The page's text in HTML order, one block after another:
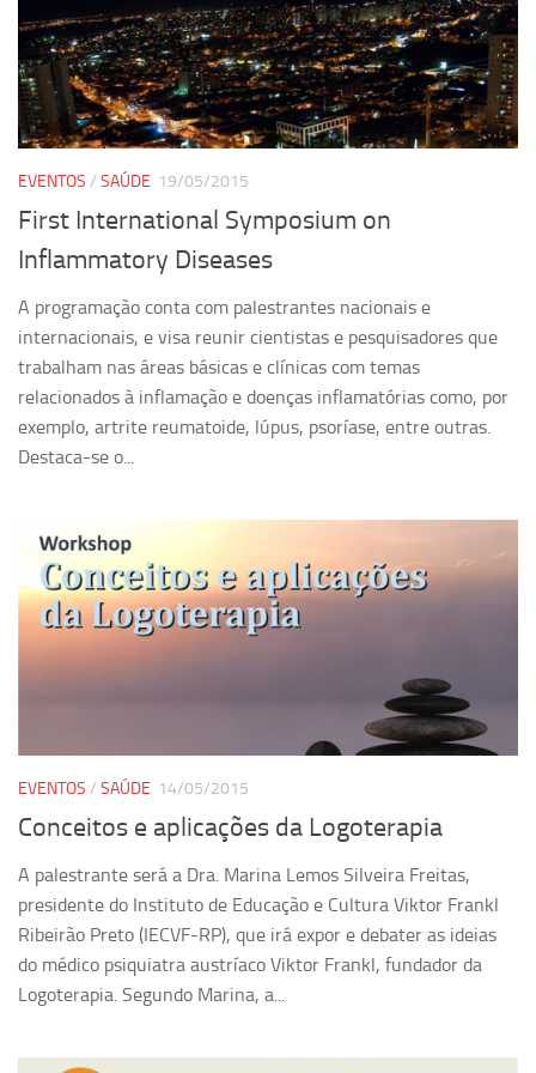
Equipe
Estrutura do polo
Espaço de Eventos
Projetos
Ciência Por Elas
Pint of Science
União Pró-Vacina
Publicações
Clipping
Revista Estudos Avançados
Espaço Cultural
EVENTOS / SAÚDE 19/05/2015
First International Symposium on
Inflammatory Diseases
A programação conta com palestrantes nacionais e
internacionais, e visa reunir cientistas e pesquisadores que
trabalham nas áreas básicas e clínicas com temas
relacionados à inflamação e doenças inflamatórias como, por
exemplo, artrite reumatoide, lúpus, psoríase, entre outras.
Destaca-se o...
EVENTOS / SAÚDE 14/05/2015
Conceitos e aplicações da Logoterapia
A palestrante será a Dra. Marina Lemos Silveira Freitas,
presidente do Instituto de Educação e Cultura Viktor Frankl
Ribeirão Preto (IECVF-RP), que irá expor e debater as ideias
do médico psiquiatra austríaco Viktor Frankl, fundador da
Logoterapia. Segundo Marina, a...